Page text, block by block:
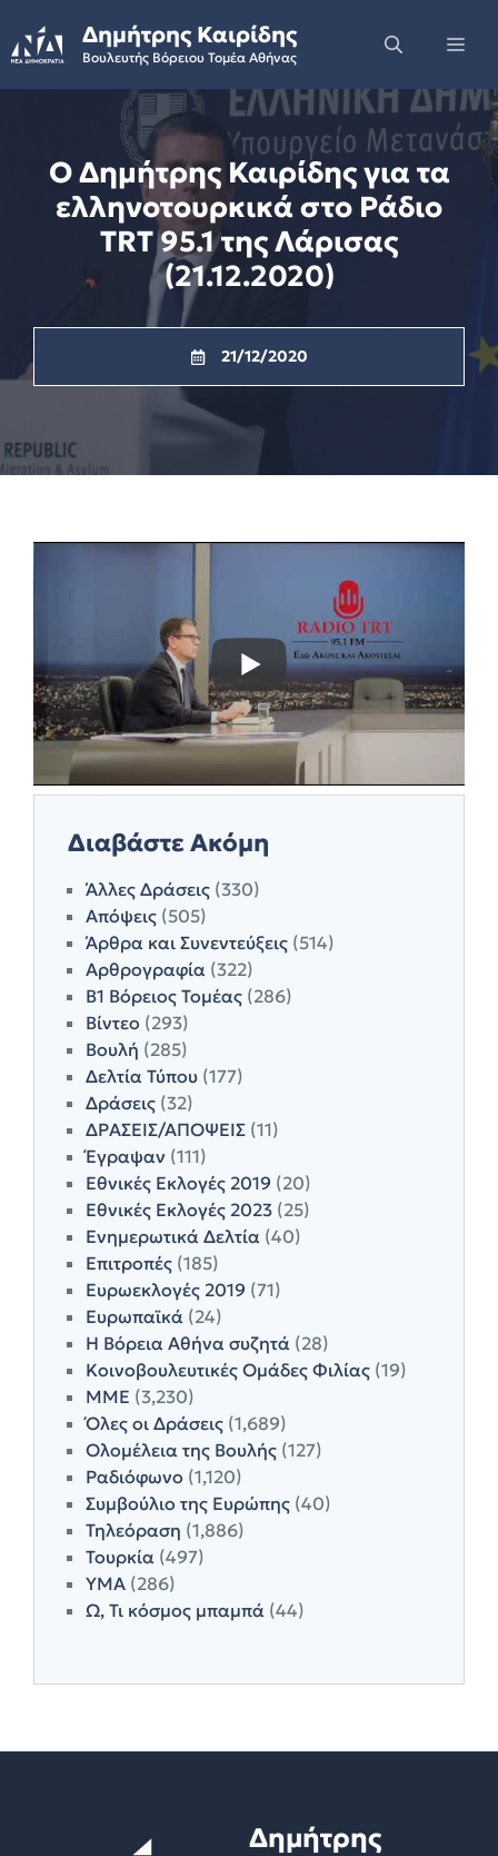
to
content
Δημήτρης Καιρίδης
Βουλευτής Βόρειου Τομέα Αθήνας
Ο Δημήτρης Καιρίδης για τα
ελληνοτουρκικά στο Ράδιο
TRT 95.1 της Λάρισας
(21.12.2020)
21/12/2020
Διαβάστε Ακόμη
Άλλες Δράσεις (330)
Απόψεις (505)
Άρθρα και Συνεντεύξεις (514)
Αρθρογραφία (322)
Β1 Βόρειος Τομέας (286)
Βίντεο (293)
Βουλή (285)
Δελτία Τύπου (177)
Δράσεις (32)
ΔΡΑΣΕΙΣ/ΑΠΟΨΕΙΣ (11)
Έγραψαν (111)
Εθνικές Εκλογές 2019 (20)
Εθνικές Εκλογές 2023 (25)
Ενημερωτικά Δελτία (40)
Επιτροπές (185)
Ευρωεκλογές 2019 (71)
Ευρωπαϊκά (24)
Η Βόρεια Αθήνα συζητά (28)
Κοινοβουλευτικές Ομάδες Φιλίας (19)
ΜΜΕ (3,230)
Όλες οι Δράσεις (1,689)
Ολομέλεια της Βουλής (127)
Ραδιόφωνο (1,120)
Συμβούλιο της Ευρώπης (40)
Τηλεόραση (1,886)
Τουρκία (497)
ΥΜΑ (286)
Ω, Τι κόσμος μπαμπά (44)
Δημήτρης